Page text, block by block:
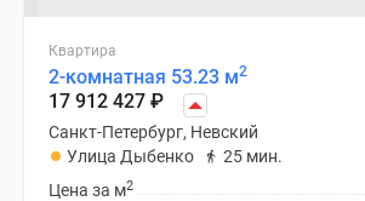
Квартира
2-комнатная 53.23 м2
17 912 427 ₽
Санкт-Петербург, Невский
Улица Дыбенко
25 мин.
Цена за м2